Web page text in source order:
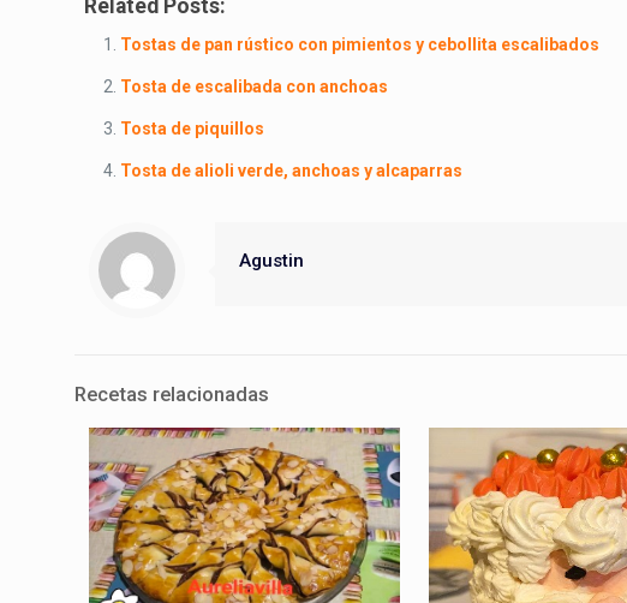
Related Posts:
Tostas de pan rústico con pimientos y cebollita escalibados
Tosta de escalibada con anchoas
Tosta de piquillos
Tosta de alioli verde, anchoas y alcaparras
Agustin
Recetas relacionadas